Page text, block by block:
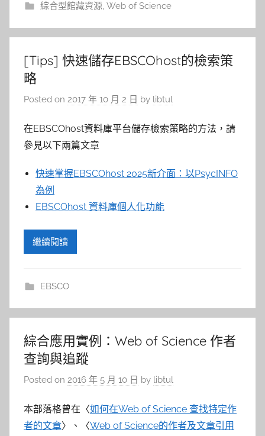
綜合型館藏資源, Web of Science
[Tips] 快速儲存EBSCOhost的檢索策
略
Posted on 2017 年 10 月 2 日 by libtul
在EBSCOhost資料庫平台儲存檢索策略的方法，請
參見以下兩篇文章
快速掌握EBSCOhost 2025新介面：以PsycINFO
為例
EBSCOhost 資料庫個人化功能
繼續閱讀
EBSCO
綜合應用實例：Web of Science 作者
查詢與追蹤
Posted on 2016 年 5 月 10 日 by libtul
本部落格曾在〈如何在Web of Science 查找特定作
者的文章〉、〈Web of Science的作者及文章引用